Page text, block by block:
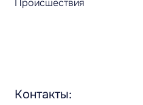
Происшествия
Контакты: